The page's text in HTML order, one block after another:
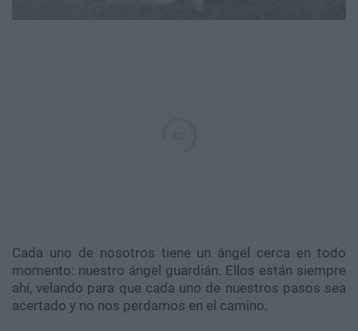
Cada uno de nosotros tiene un ángel cerca en todo
momento: nuestro ángel guardián. Ellos están siempre
ahí, velando para que cada uno de nuestros pasos sea
acertado y no nos perdamos en el camino.